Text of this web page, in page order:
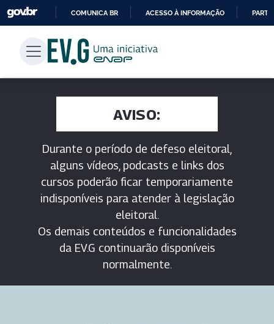
PARA
CONTEÚDO
COMUNICA BR ACESSO À INFORMAÇÃO
AVISO:
Durante o período de defeso eleitoral,
alguns vídeos, podcasts e links dos
cursos poderão ficar temporariamente
indisponíveis para atender à legislação
eleitoral.
Os demais conteúdos e funcionalidades
da EV.G continuarão disponíveis
normalmente.